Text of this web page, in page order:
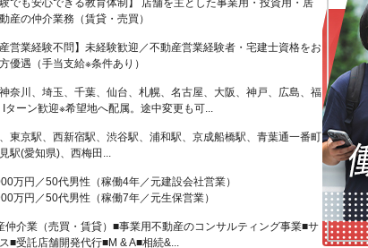
験でも安心できる教育体制】 店舗を主とした事業用・投資用・居
産の仲介業務（賃貸・売買）
産営業経験不問】未経験歓迎／不動産営業経験者・宅建士資格をお
優遇（手当支給※条件あり）
奈川、埼玉、千葉、仙台、札幌、名古屋、大阪、神戸、広島、福
Iターン歓迎※希望地へ配属。途中変更も可...
東京駅、西新宿駅、渋谷駅、浦和駅、京成船橋駅、青葉通一番町
駅(愛知県)、西梅田...
万円／50代男性（稼働4年／元建設会社営業）
万円／50代男性（稼働7年／元生保営業）
仲介業（売買・賃貸）■事業用不動産のコンサルティング事業■サ
■受託店舗開発代行■M & A■相続&...